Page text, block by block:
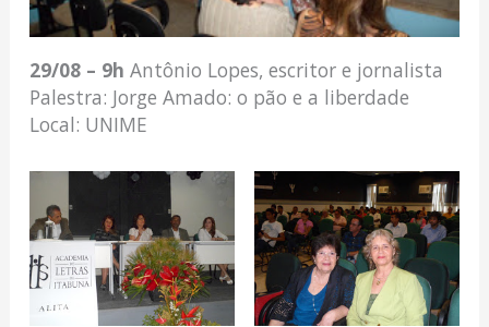
29/08 – 9h Antônio Lopes, escritor e jornalista
Palestra: Jorge Amado: o pão e a liberdade
Local: UNIME